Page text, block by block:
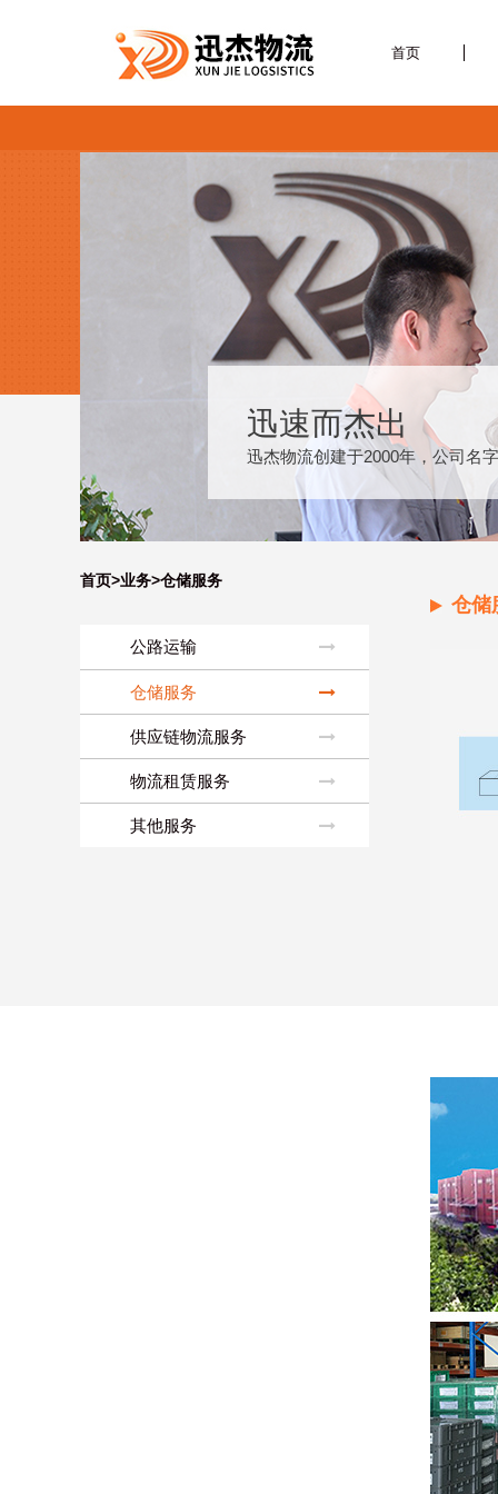
首页
迅速而杰出
迅杰物流创建于2000年，公司名
首页>业务>仓储服务
公路运输
仓储服务
供应链物流服务
物流租赁服务
其他服务
仓储